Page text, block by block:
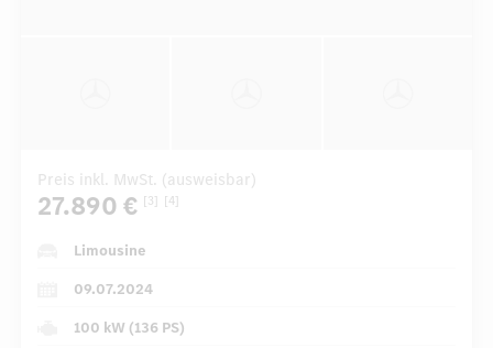
Preis inkl. MwSt. (ausweisbar)
27.890 € [3] [4]
Limousine
09.07.2024
100 kW (136 PS)